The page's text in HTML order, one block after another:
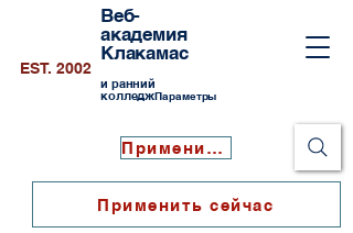
Веб-
академия
Клакамас
и ранний
колледжПараметры
EST. 2002
Применить сейчас
Применить сейчас